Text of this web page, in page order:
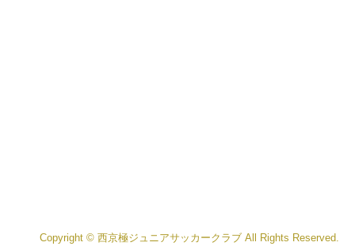
Copyright © 西京極ジュニアサッカークラブ All Rights Reserved.